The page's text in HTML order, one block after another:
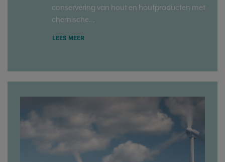
conservering van hout en houtproducten met
chemische...
LEES MEER